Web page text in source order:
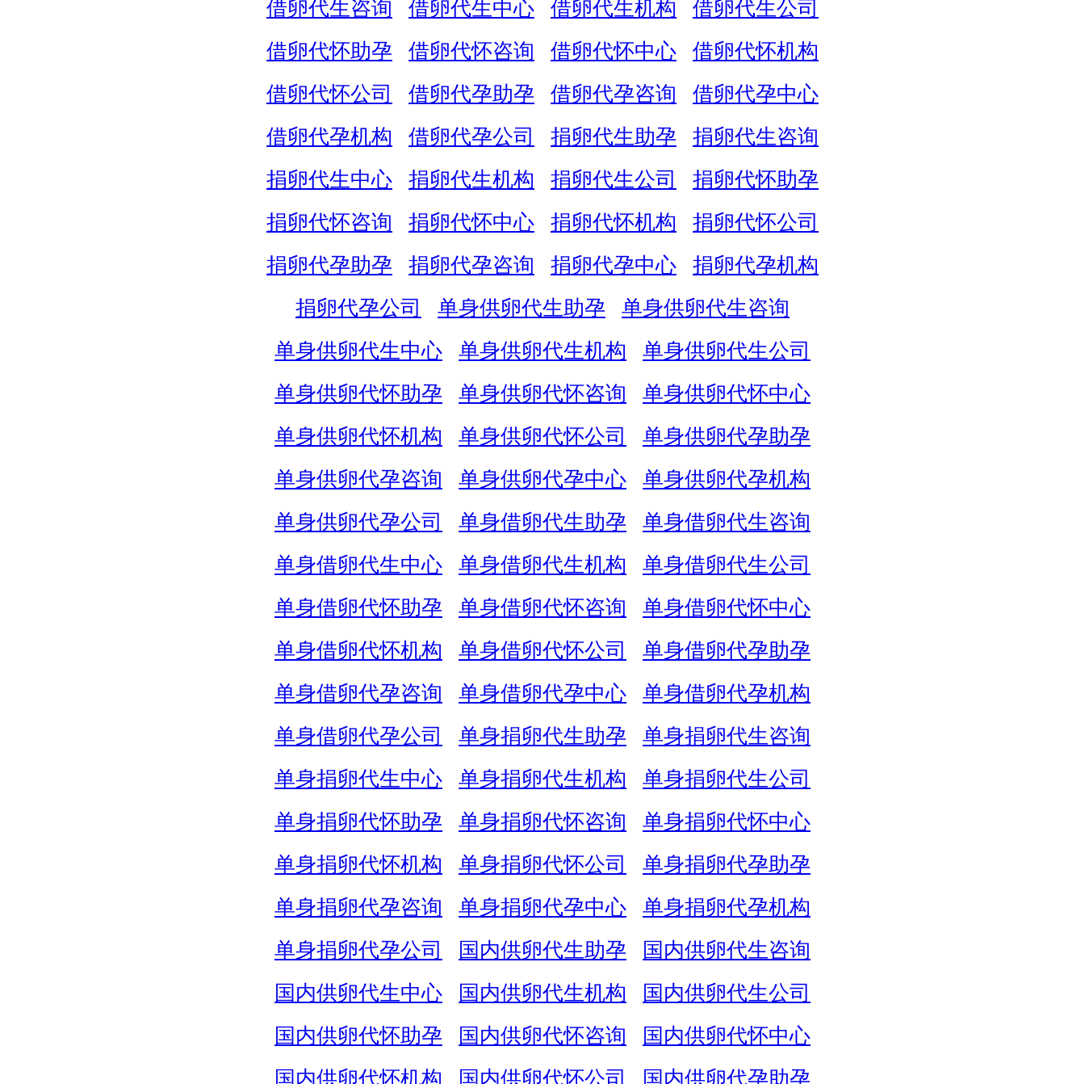
借卵代生咨询
借卵代生中心 借卵代生机构
借卵代生公司
借卵代怀助孕
借卵代怀咨询 借卵代怀中心
借卵代怀机构
借卵代怀公司
借卵代孕助孕 借卵代孕咨询
借卵代孕中心
借卵代孕机构
借卵代孕公司 捐卵代生助孕
捐卵代生咨询
捐卵代生中心
捐卵代生机构 捐卵代生公司
捐卵代怀助孕
捐卵代怀咨询
捐卵代怀中心 捐卵代怀机构
捐卵代怀公司
捐卵代孕助孕
捐卵代孕咨询 捐卵代孕中心
捐卵代孕机构
捐卵代孕公司
单身供卵代生助孕
单身供卵代生咨询
单身供卵代生中心
单身供卵代生机构
单身供卵代生公司
单身供卵代怀助孕
单身供卵代怀咨询
单身供卵代怀中心
单身供卵代怀机构
单身供卵代怀公司
单身供卵代孕助孕
单身供卵代孕咨询
单身供卵代孕中心
单身供卵代孕机构
单身供卵代孕公司
单身借卵代生助孕
单身借卵代生咨询
单身借卵代生中心
单身借卵代生机构
单身借卵代生公司
单身借卵代怀助孕
单身借卵代怀咨询
单身借卵代怀中心
单身借卵代怀机构
单身借卵代怀公司
单身借卵代孕助孕
单身借卵代孕咨询
单身借卵代孕中心
单身借卵代孕机构
单身借卵代孕公司
单身捐卵代生助孕
单身捐卵代生咨询
单身捐卵代生中心
单身捐卵代生机构
单身捐卵代生公司
单身捐卵代怀助孕
单身捐卵代怀咨询
单身捐卵代怀中心
单身捐卵代怀机构
单身捐卵代怀公司
单身捐卵代孕助孕
单身捐卵代孕咨询
单身捐卵代孕中心
单身捐卵代孕机构
单身捐卵代孕公司
国内供卵代生助孕
国内供卵代生咨询
国内供卵代生中心
国内供卵代生机构
国内供卵代生公司
国内供卵代怀助孕
国内供卵代怀咨询
国内供卵代怀中心
国内供卵代怀机构
国内供卵代怀公司
国内供卵代孕助孕